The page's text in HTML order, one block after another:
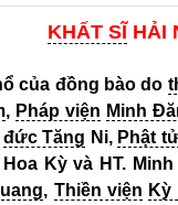
KHẤT SĨHẢI
của đồng bào do
, Pháp viện Minh
đức Tăng Ni, Phật
Kỳ và HT.
, Thiền viện Kỳ